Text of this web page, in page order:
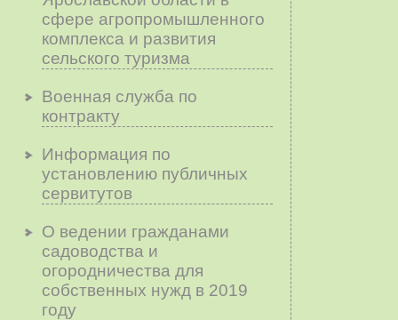
сфере агропромышленного
комплекса и развития
сельского туризма
Военная служба по
контракту
Информация по
установлению публичных
сервитутов
О ведении гражданами
садоводства и
огородничества для
собственных нужд в 2019
году